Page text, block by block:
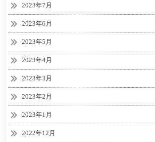
2023年7月
2023年6月
2023年5月
2023年4月
2023年3月
2023年2月
2023年1月
2022年12月